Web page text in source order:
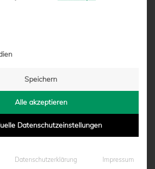
IST EINER VON UNS!
der Service-Gruppen, für die eine
Speichern
Alle akzeptieren
Datenschutzeinstellungen
Datenschutzerklärung Impressum